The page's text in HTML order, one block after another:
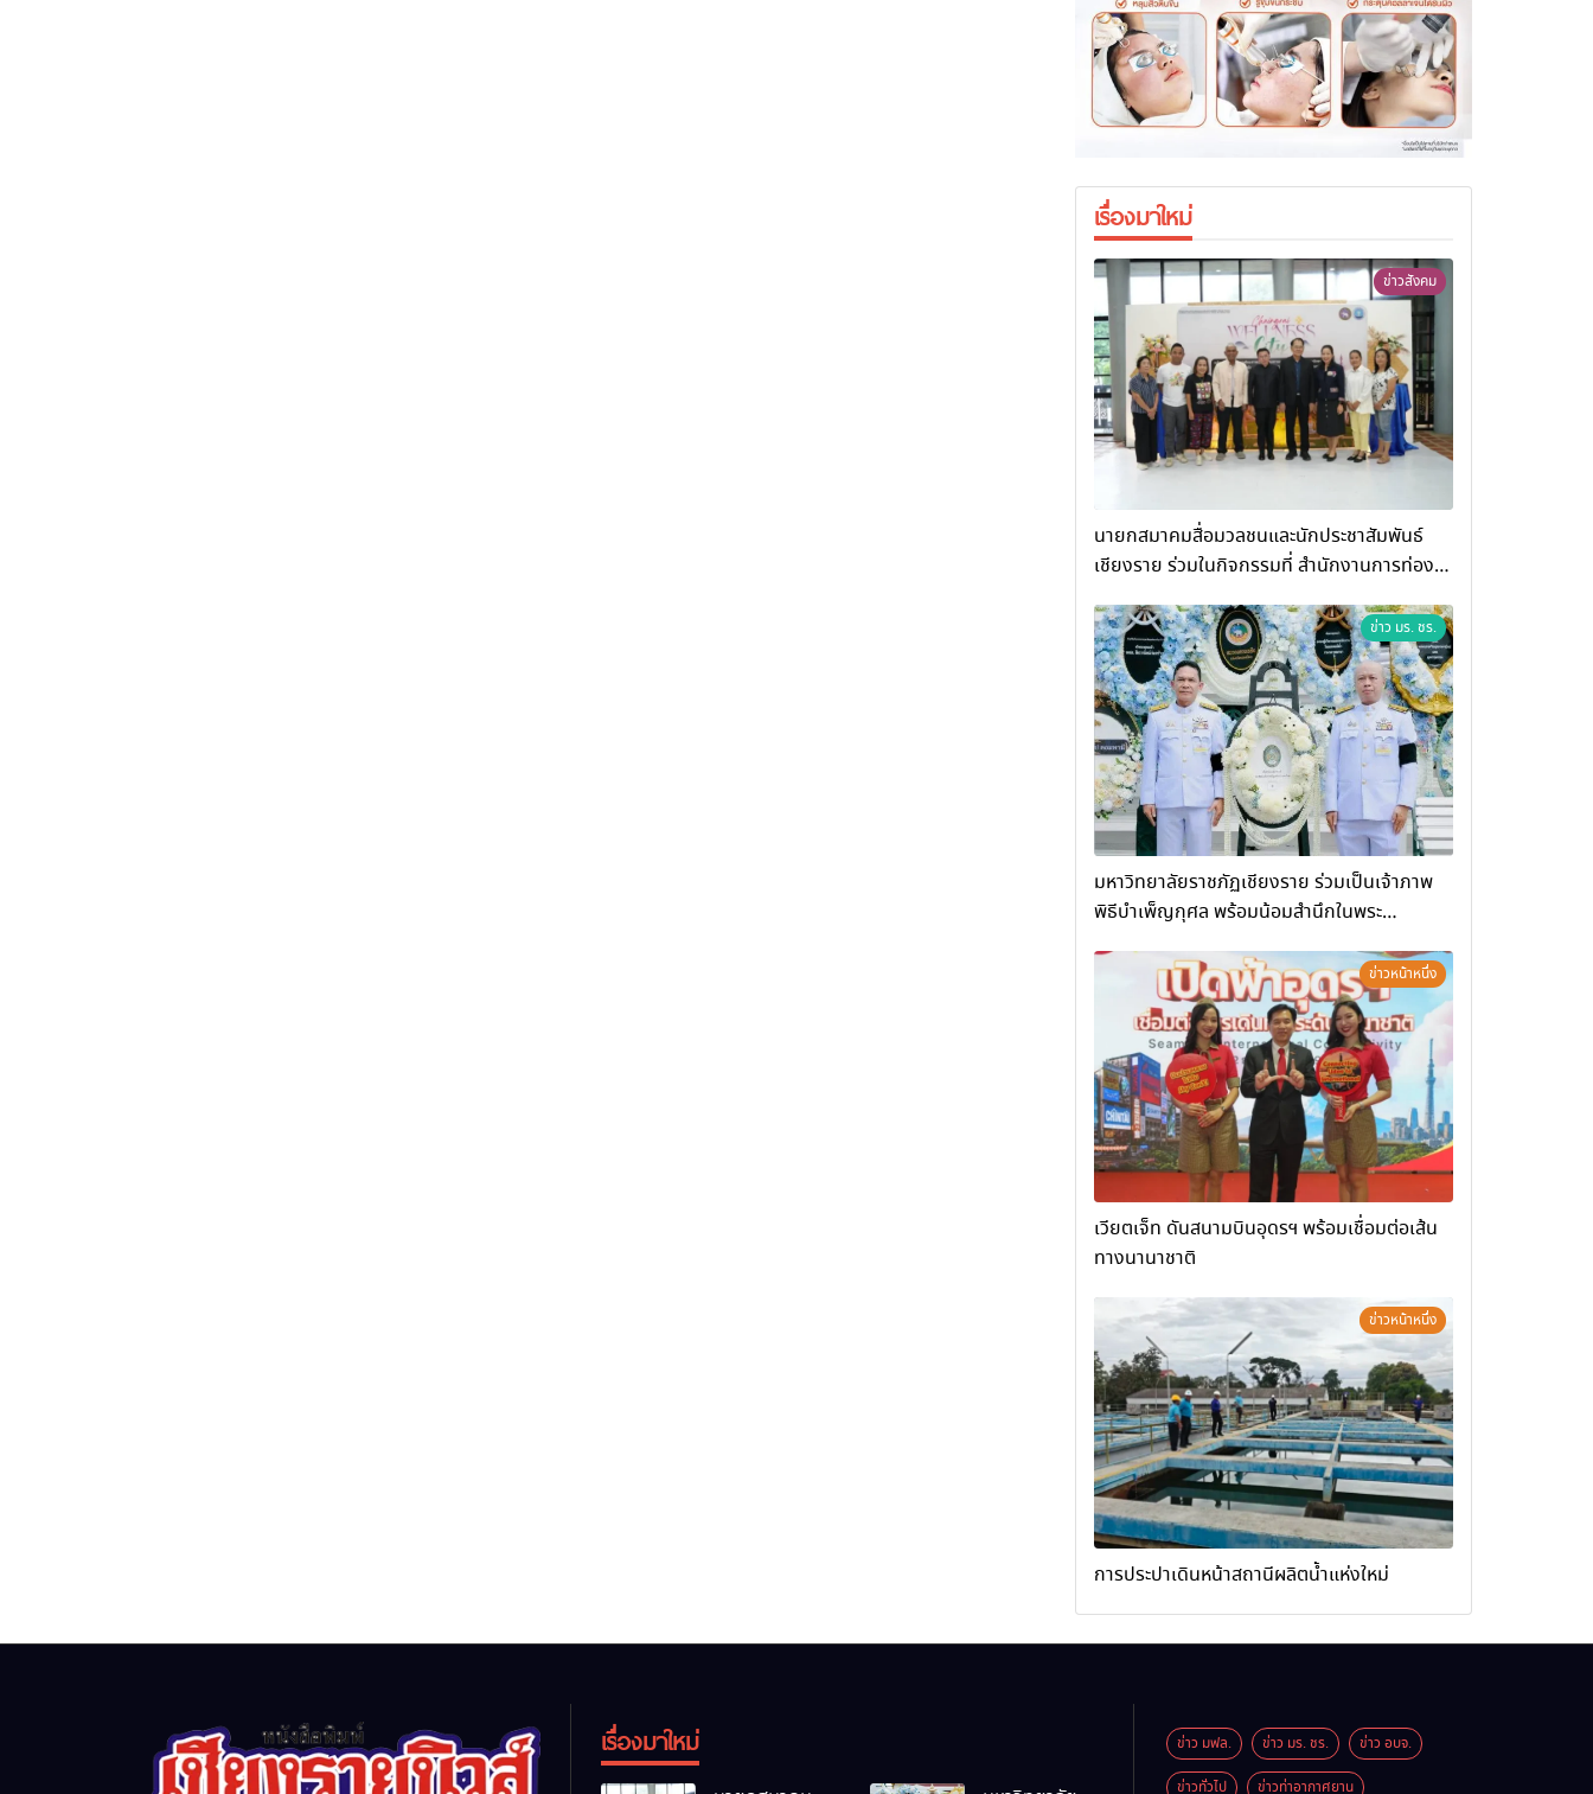
เรื่องมาใหม่
ข่าวสังคม
นายกสมาคมสื่อมวลชนและนักประชาสัมพันธ์
เชียงราย ร่วมในกิจกรรมที่ สำนักงานการท่อง
“การพัฒนาศักยภาพผู้ประกอบการและเครือข่าย
ธุรกิจ Wellness สู่การเติบโตอย่างยั่งยืน
(Chiang Rai Wellness Business
Academy)”
ข่าว มร. ชร.
มหาวิทยาลัยราชภัฏเชียงราย ร่วมเป็นเจ้าภาพ
พิธีบำเพ็ญกุศล พร้อมน้อมสำนึกในพระ
ข่าวหน้าหนึ่ง
เวียตเจ็ท ดันสนามบินอุดรฯ พร้อมเชื่อมต่อเส้น
ทางนานาชาติ
ข่าวหน้าหนึ่ง
การประปาเดินหน้าสถานีผลิตน้ำแห่งใหม่
เรื่องมาใหม่ ข่าว มฟล. ข่าว มร. ชร. ข่าว อบจ.
ข่าวทั่วไป ข่าวท่าอากาศยาน